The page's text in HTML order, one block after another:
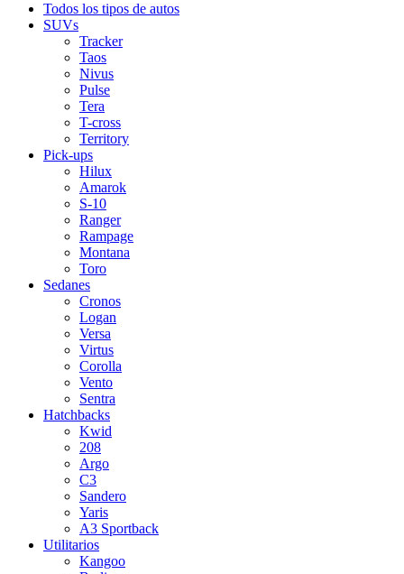
Todos los tipos de autos
SUVs
Tracker
Taos
Nivus
Pulse
Tera
T-cross
Territory
Pick-ups
Hilux
Amarok
S-10
Ranger
Rampage
Montana
Toro
Sedanes
Cronos
Logan
Versa
Virtus
Corolla
Vento
Sentra
Hatchbacks
Kwid
208
Argo
C3
Sandero
Yaris
A3 Sportback
Utilitarios
Kangoo